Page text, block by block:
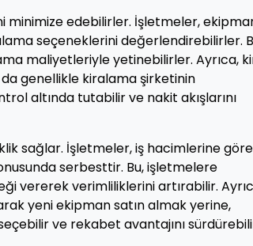
minimize edebilirler. İşletmeler,
seçeneklerini değerlendirebilirler.
maliyetleriyle yetinebilirler. Ayrıca,
genellikle kiralama şirketinin
altında tutabilir ve nakit akışlarını
sağlar. İşletmeler, iş hacimlerine göre
serbesttir. Bu, işletmelere
vererek verimliliklerini artırabilir.
yeni ekipman satın almak yerine,
ve rekabet avantajını